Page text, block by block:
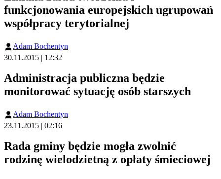
funkcjonowania europejskich ugrupowań
współpracy terytorialnej
Adam Bochentyn
30.11.2015 | 12:32
Administracja publiczna będzie
monitorować sytuację osób starszych
Adam Bochentyn
23.11.2015 | 02:16
Rada gminy będzie mogła zwolnić
rodzinę wielodzietną z opłaty śmieciowej